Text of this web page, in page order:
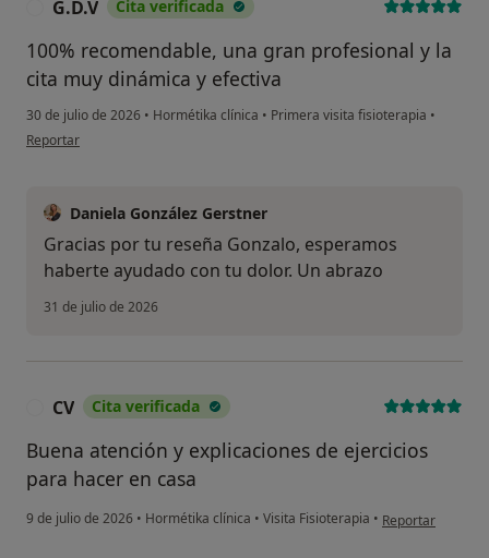
G.D.V Cita verificada
100% recomendable, una gran profesional y la
cita muy dinámica y efectiva
30 de julio de 2026 • Hormétika clínica • Primera visita fisioterapia •
en opinión del usuario G.D.V
Reportar
Daniela González Gerstner
Gracias por tu reseña Gonzalo, esperamos
haberte ayudado con tu dolor. Un abrazo
31 de julio de 2026
CV Cita verificada
Buena atención y explicaciones de ejercicios
para hacer en casa
9 de julio de 2026 • Hormétika clínica • Visita Fisioterapia • en opinión del
Reportar